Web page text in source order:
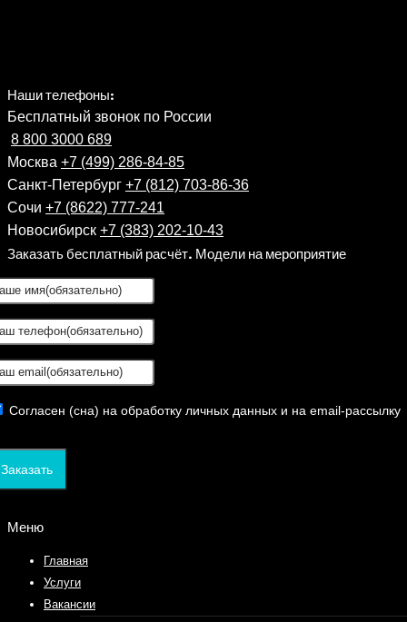
Наши телефоны:
Бесплатный звонок по России
8 800 3000 689
Москва +7 (499) 286-84-85
Санкт-Петербург +7 (812) 703-86-36
Сочи +7 (8622) 777-241
Новосибирск +7 (383) 202-10-43
Заказать бесплатный расчёт. Модели на мероприятие
Согласен (сна) на обработку личных данных и на email-рассылку
Заказать
Меню
Главная
Услуги
Вакансии